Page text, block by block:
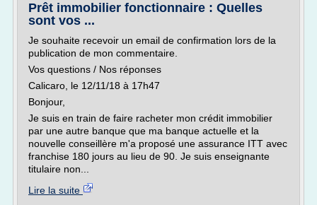
Prêt immobilier fonctionnaire : Quelles
sont vos ...
Je souhaite recevoir un email de confirmation lors de la
publication de mon commentaire.
Vos questions / Nos réponses
Calicaro, le 12/11/18 à 17h47
Bonjour,
Je suis en train de faire racheter mon crédit immobilier
par une autre banque que ma banque actuelle et la
nouvelle conseillère m'a proposé une assurance ITT avec
franchise 180 jours au lieu de 90. Je suis enseignante
titulaire non...
Lire la suite